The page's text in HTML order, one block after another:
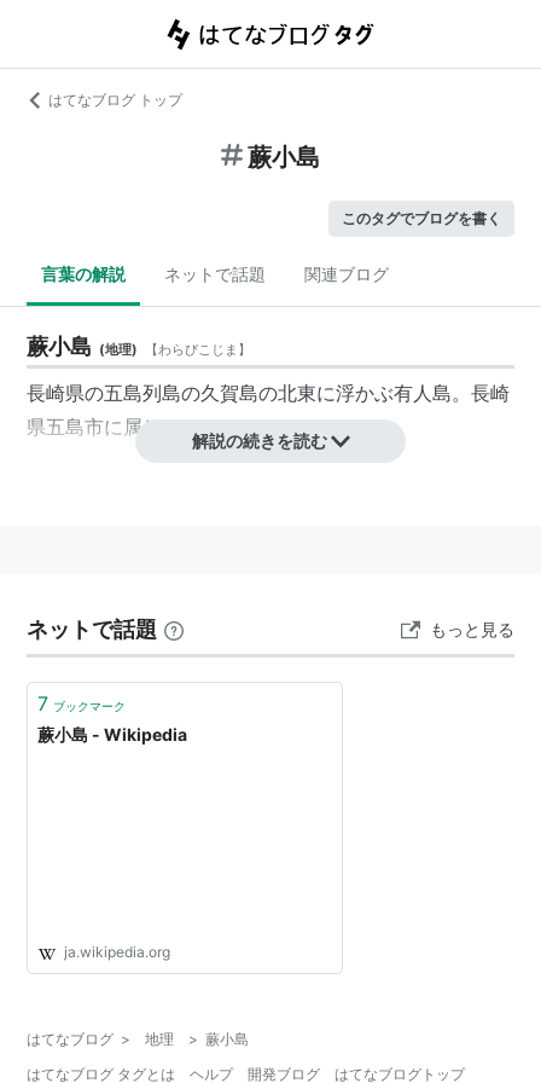
はてなブログ トップ
蕨小島
このタグでブログを書く
言葉の解説 ネットで話題 関連ブログ
蕨小島 (地理) 【わらびこじま 】
長崎県の五島列島の久賀島の北東に浮かぶ有人島。長崎
県五島市に属している。
解説の続きを読む
ネットで話題 もっと見る
7 ブックマーク
蕨小島 - Wikipedia
ja.wikipedia.org
はてなブログ > 地理 > 蕨小島
はてなブログ タグとは
ヘルプ 開発ブログ はてなブログトップ